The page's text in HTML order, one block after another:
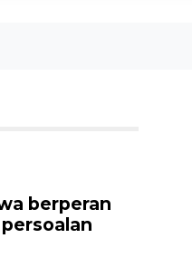
berperan